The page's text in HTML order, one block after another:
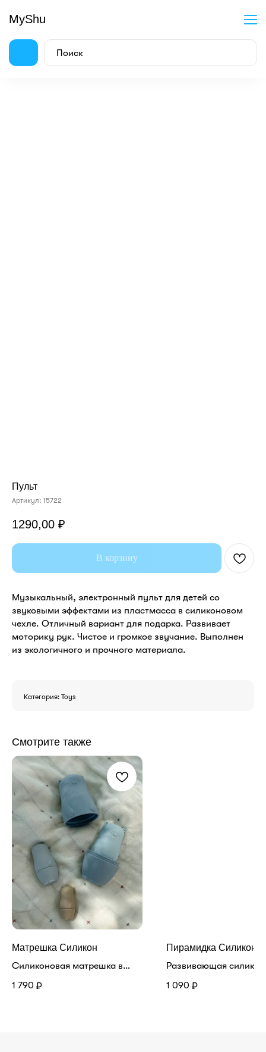
MyShu
Пульт
Артикул: 15722
1290,00 ₽
В корзину
Музыкальный, электронный пульт для детей со
звуковыми эффектами из пластмасса в силиконовом
чехле. Отличный вариант для подарка. Развивает
моторику рук. Чистое и громкое звучание. Выполнен
из экологичного и прочного материала.
Категория: Toys
Смотрите также
Матрешка Силикон
Силиконовая матрешка в
приятные цвета. Развивает у
1 790 ₽
Пирамидка Силикон
Развивающая
способствует
1 090 ₽